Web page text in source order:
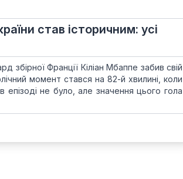
став історичним: усі
Франції Кіліан Мбаппе забив свій
момент стався на 82-й хвилині, коли
не було, але значення цього гола